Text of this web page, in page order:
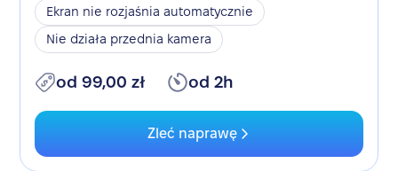
Ekran nie rozjaśnia automatycznie
Nie działa przednia kamera
od 99,00 zł od 2h
Zleć naprawę